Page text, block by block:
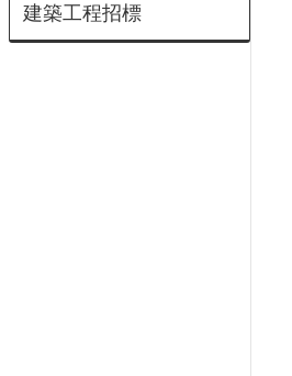
建築工程招標